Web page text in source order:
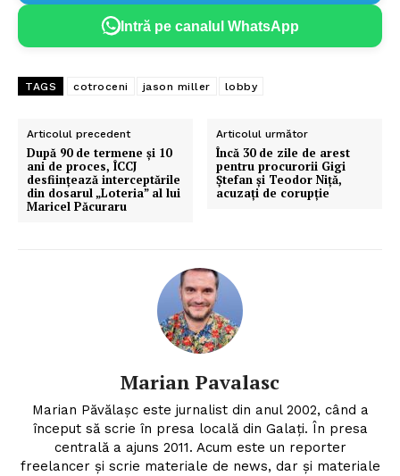
Intră pe canalul WhatsApp
TAGS cotroceni jason miller lobby
Articolul precedent
După 90 de termene și 10
ani de proces, ÎCCJ
desființează interceptările
din dosarul „Loteria” al lui
Maricel Păcuraru
Articolul următor
Încă 30 de zile de arest
pentru procurorii Gigi
Ştefan şi Teodor Niţă,
acuzaţi de corupţie
Marian Pavalasc
Marian Păvălașc este jurnalist din anul 2002, când a
început să scrie în presa locală din Galați. În presa
centrală a ajuns 2011. Acum este un reporter
freelancer și scrie materiale de news, dar și materiale